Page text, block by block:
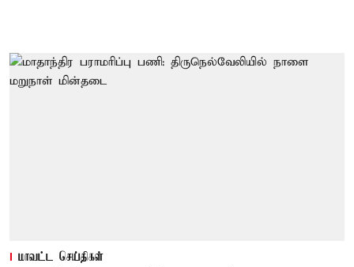
மாவட்ட செய்திகள்